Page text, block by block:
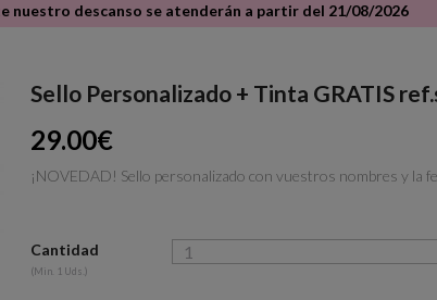
nuestro descanso se atenderán a partir del 21/08/2026
Sello Personalizado + Tinta GRATIS
29.00€
¡NOVEDAD! Sello personalizado con vuestros nombres y la
Cantidad
(Min. 1 Uds.)